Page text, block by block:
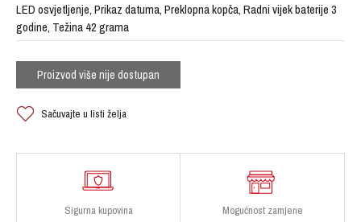
LED osvjetljenje, Prikaz datuma, Preklopna kopča, Radni vijek baterije 3
godine, Težina 42 grama
Proizvod više nije dostupan
Sačuvajte u listi želja
Sigurna kupovina Mogućnost zamjene